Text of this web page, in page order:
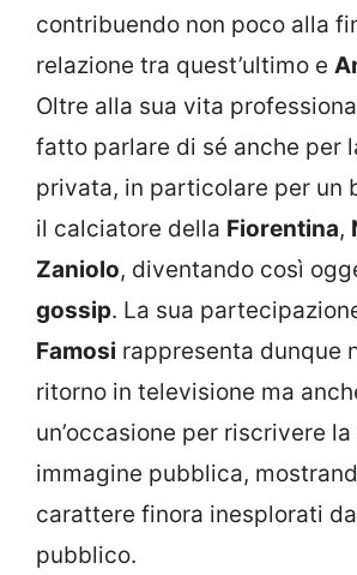
contribuendo non poco alla
relazione tra quest’ultimo e
Oltre alla sua vita
fatto parlare di sé anche per
privata, in particolare per un
il calciatore della Fiorentina,
Zaniolo, diventando così
gossip. La sua
Famosi rappresenta dunque
ritorno in televisione ma
un’occasione per riscrivere
immagine pubblica,
carattere finora inesplorati
pubblico.